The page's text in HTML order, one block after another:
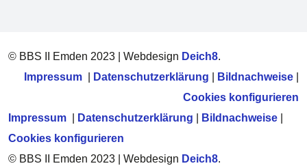
© BBS II Emden 2023 | Webdesign Deich8.
Impressum
Datenschutzerklärung Bildnachweise
Cookies konfigurieren
Impressum
Datenschutzerklärung Bildnachweise
Cookies konfigurieren
© BBS II Emden 2023 | Webdesign Deich8.